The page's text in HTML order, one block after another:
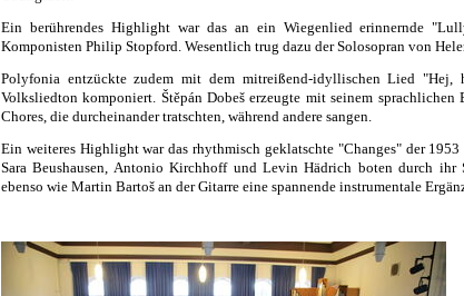
Ein berührendes Highlight war das an ein Wiegenlied erinnernde
Komponisten Philip Stopford. Wesentlich trug dazu der Solosopran von
Polyfonia entzückte zudem mit dem mitreißend-idyllischen Lied "Hej,
Volksliedton komponiert. Štěpán Dobeš erzeugte mit seinem sprachlichen
Chores, die durcheinander tratschten, während andere sangen.
Ein weiteres Highlight war das rhythmisch geklatschte "Changes" der
Sara Beushausen, Antonio Kirchhoff und Levin Hädrich boten durch
ebenso wie Martin Bartoš an der Gitarre eine spannende instrumentale